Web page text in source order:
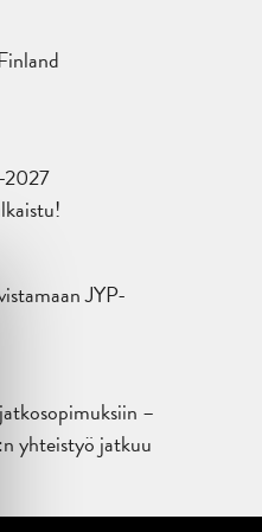
2027
JYP-
–
yhteistyö jatkuu